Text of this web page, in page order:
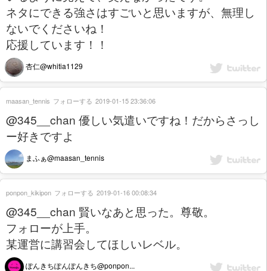
ネタにできる強さはすごいと思いますが、無理し
ないでくださいね！
応援しています！！
杏仁@whitia1129
@345__chan 優しい気遣いですね！だからさっし
ー好きですよ
まふぁ@maasan_tennis
maasan_tennis フォローする 2019-01-15 23:36:06
@345__chan 賢いなあと思った。尊敬。
フォローが上手。
某運営に講習会してほしいレベル。
ぽんきちぽんぽんきち@ponpon...
ponpon_kikipon フォローする 2019-01-16 00:08:34